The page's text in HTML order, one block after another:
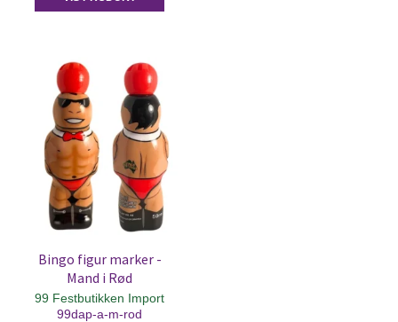
Bingo figur marker -
Mand i Rød
99 Festbutikken Import
99dap-a-m-rod